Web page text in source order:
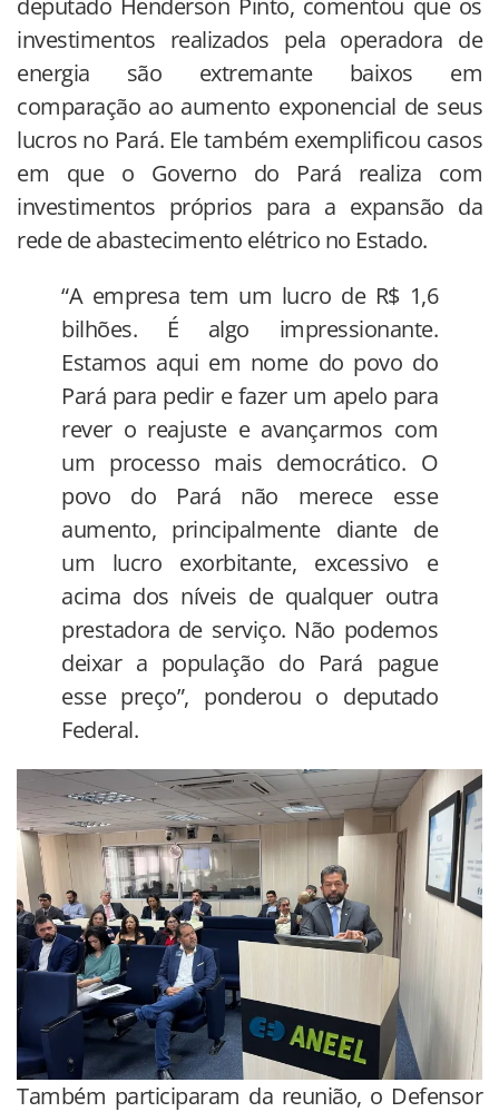
deputado Henderson Pinto, comentou que os
investimentos realizados pela operadora de
energia são extremante baixos em
comparação ao aumento exponencial de seus
lucros no Pará. Ele também exemplificou casos
em que o Governo do Pará realiza com
investimentos próprios para a expansão da
rede de abastecimento elétrico no Estado.
“A empresa tem um lucro de R$ 1,6
bilhões. É algo impressionante.
Estamos aqui em nome do povo do
Pará para pedir e fazer um apelo para
rever o reajuste e avançarmos com
um processo mais democrático. O
povo do Pará não merece esse
aumento, principalmente diante de
um lucro exorbitante, excessivo e
acima dos níveis de qualquer outra
prestadora de serviço. Não podemos
deixar a população do Pará pague
esse preço”, ponderou o deputado
Federal.
Também participaram da reunião, o Defensor